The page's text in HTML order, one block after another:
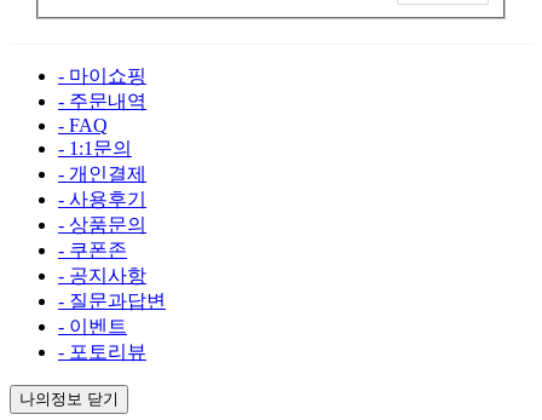
- 마이쇼핑
- 주문내역
- FAQ
- 1:1문의
- 개인결제
- 사용후기
- 상품문의
- 쿠폰존
- 공지사항
- 질문과답변
- 이벤트
- 포토리뷰
나의정보 닫기